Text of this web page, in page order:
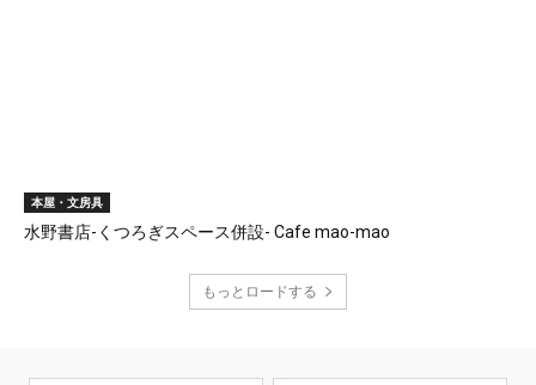
本屋・文房具
水野書店-くつろぎスペース併設- Cafe mao-mao
もっとロードする